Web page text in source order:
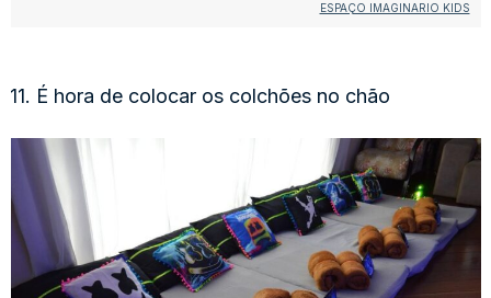
ESPAÇO IMAGINARIO KIDS
11. É hora de colocar os colchões no chão